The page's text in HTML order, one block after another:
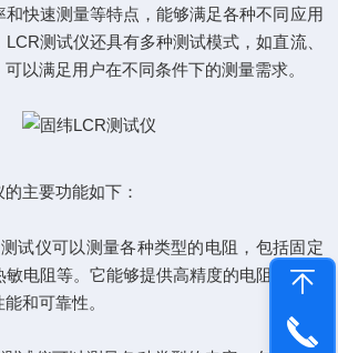
快速测量等特点，能够满足各种不同应用
测试仪还具有多种测试模式，如直流、
以满足用户在不同条件下的测量需求。
主要功能如下：
仪可以测量各种类型的电阻，包括固定
电阻等。它能够提供高精度的电阻值，帮
和可靠性。